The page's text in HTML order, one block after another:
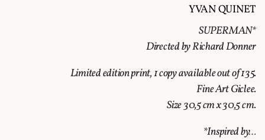
YVAN QUINET
SUPERMAN*
Directed by Richard Donner
Limited edition print, 1 copy available out of 135.
Fine Art Giclee.
Size 30,5 cm x 30,5 cm.
*Inspired by…